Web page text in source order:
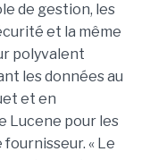
de gestion, les
et la même
polyvalent
les données au
et en
Lucene pour les
fournisseur. « Le